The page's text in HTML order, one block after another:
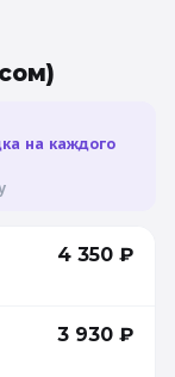
на каждого
4 350 ₽
3 930 ₽